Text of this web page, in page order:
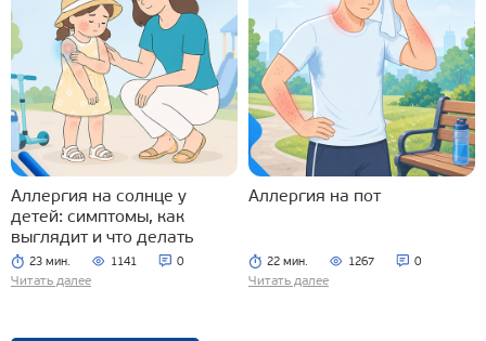
Аллергия на солнце у
детей: симптомы, как
выглядит и что делать
23 мин. 1141 0
Читать далее
Аллергия на пот
22 мин. 1267 0
Читать далее